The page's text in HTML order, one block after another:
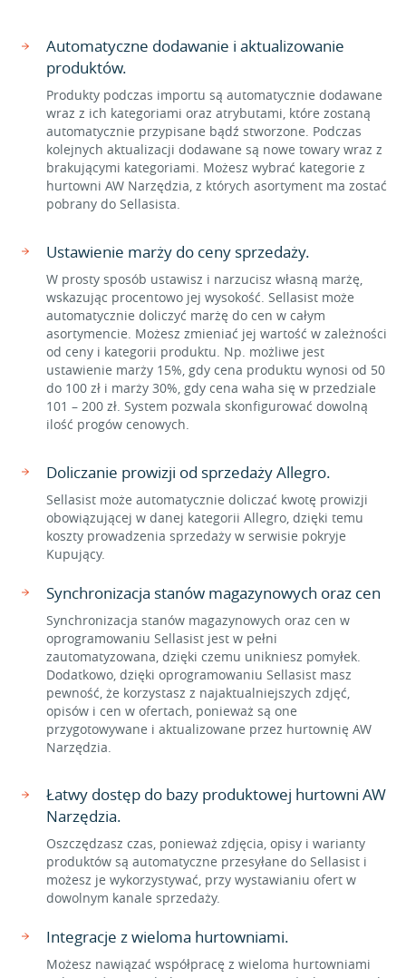
Automatyczne dodawanie i aktualizowanie
produktów.
Produkty podczas importu są automatycznie dodawane
wraz z ich kategoriami oraz atrybutami, które zostaną
automatycznie przypisane bądź stworzone. Podczas
kolejnych aktualizacji dodawane są nowe towary wraz z
brakującymi kategoriami. Możesz wybrać kategorie z
hurtowni AW Narzędzia, z których asortyment ma zostać
pobrany do Sellasista.
Ustawienie marży do ceny sprzedaży.
W prosty sposób ustawisz i narzucisz własną marżę,
wskazując procentowo jej wysokość. Sellasist może
automatycznie doliczyć marżę do cen w całym
asortymencie. Możesz zmieniać jej wartość w zależności
od ceny i kategorii produktu. Np. możliwe jest
ustawienie marży 15%, gdy cena produktu wynosi od 50
do 100 zł i marży 30%, gdy cena waha się w przedziale
101 – 200 zł. System pozwala skonfigurować dowolną
ilość progów cenowych.
Doliczanie prowizji od sprzedaży Allegro.
Sellasist może automatycznie doliczać kwotę prowizji
obowiązującej w danej kategorii Allegro, dzięki temu
koszty prowadzenia sprzedaży w serwisie pokryje
Kupujący.
Synchronizacja stanów magazynowych oraz cen
Synchronizacja stanów magazynowych oraz cen w
oprogramowaniu Sellasist jest w pełni
zautomatyzowana, dzięki czemu unikniesz pomyłek.
Dodatkowo, dzięki oprogramowaniu Sellasist masz
pewność, że korzystasz z najaktualniejszych zdjęć,
opisów i cen w ofertach, ponieważ są one
przygotowywane i aktualizowane przez hurtownię AW
Narzędzia.
Łatwy dostęp do bazy produktowej hurtowni AW
Narzędzia.
Oszczędzasz czas, ponieważ zdjęcia, opisy i warianty
produktów są automatyczne przesyłane do Sellasist i
możesz je wykorzystywać, przy wystawianiu ofert w
dowolnym kanale sprzedaży.
Integracje z wieloma hurtowniami.
Możesz nawiązać współpracę z wieloma hurtowniami